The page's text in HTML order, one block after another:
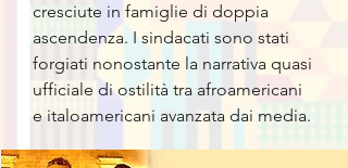
cresciute in famiglie di doppia
ascendenza. I sindacati sono stati
forgiati nonostante la narrativa quasi
ufficiale di ostilità tra afroamericani
e italoamericani avanzata dai media.